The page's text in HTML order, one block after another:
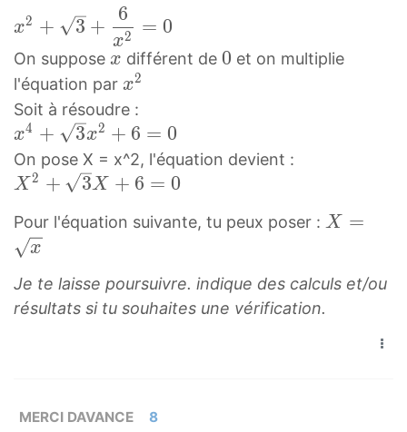
}
x
+
3
+
6
x
2
0
x
^
2
r
x2 + 3 +
x2
6
= 0
On suppose x
x
x différent de 0
0 et on multiplie
l'équation par x
2
x
^
2
x2
Soit à résoudre :
x
4
+
x
2
+
6
=
4
x4 + 3x2 + 6 = 0
On pose X = x^2, l'équation devient :
X
+
3
X
+
^
X 2 + 3X + 6 = 0
Pour l'équation suivante, tu peux poser : X
X
X =
x
Je te laisse poursuivre. indique des calculs et/ou
résultats si tu souhaites une vérification.
MERCI DAVANCE 8